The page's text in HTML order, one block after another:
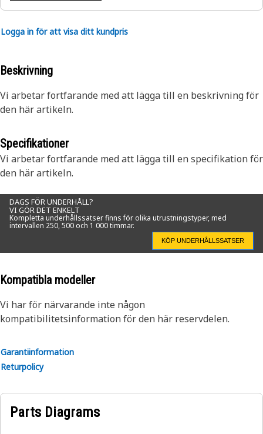
Logga in för att visa ditt kundpris
Beskrivning
Vi arbetar fortfarande med att lägga till en beskrivning för
den här artikeln.
Specifikationer
Vi arbetar fortfarande med att lägga till en specifikation för
den här artikeln.
DAGS FÖR UNDERHÅLL?
VI GÖR DET ENKELT
Kompletta underhållssatser finns för olika utrustningstyper, med
intervallen 250, 500 och 1 000 timmar.
KÖP UNDERHÅLLSSATSER
Kompatibla modeller
Vi har för närvarande inte någon
kompatibilitetsinformation för den här reservdelen.
Garantiinformation
Returpolicy
Parts Diagrams